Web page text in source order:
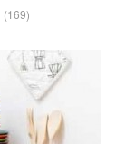
(169)